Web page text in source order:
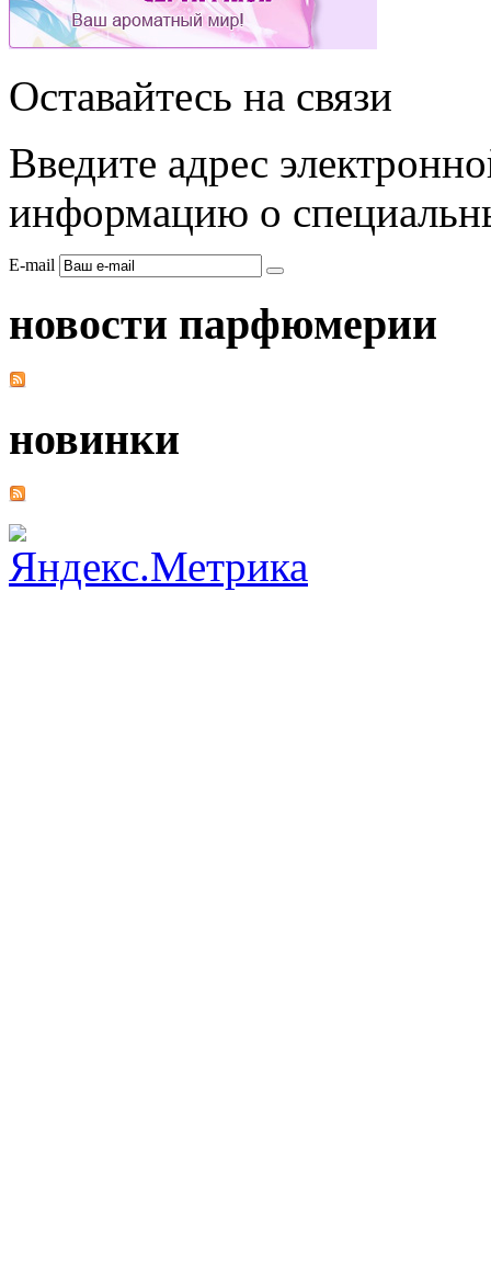
Оставайтесь на связи
Введите адрес
информацию о
E-mail
новости парфюмерии
новинки